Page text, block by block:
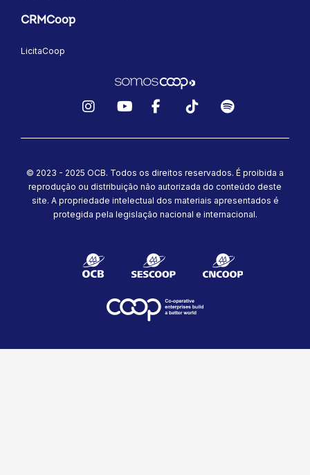
CRMCoop
LicitaCoop
© 2023 - 2025 OCB. Todos os direitos reservados. É proibida a
reprodução ou distribuição não autorizada do conteúdo deste
site. A propriedade intelectual dos materiais apresentados é
protegida pela legislação nacional e internacional.